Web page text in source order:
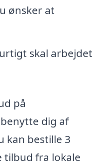
ønsker at
skal arbejdet
på
dig af
kan bestille 3
fra lokale